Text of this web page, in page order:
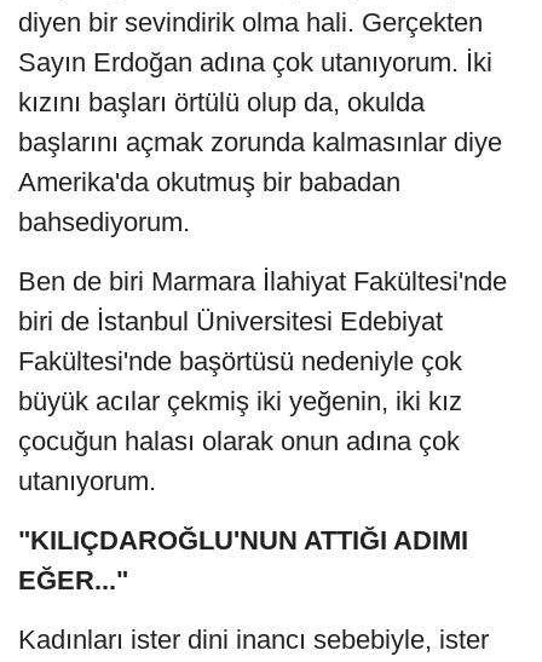
diyen bir sevindirik olma hali. Gerçekten
Sayın Erdoğan adına çok utanıyorum. İki
kızını başları örtülü olup da, okulda
başlarını açmak zorunda kalmasınlar diye
Amerika'da okutmuş bir babadan
bahsediyorum.
Ben de biri Marmara İlahiyat Fakültesi'nde
biri de İstanbul Üniversitesi Edebiyat
Fakültesi'nde başörtüsü nedeniyle çok
büyük acılar çekmiş iki yeğenin, iki kız
çocuğun halası olarak onun adına çok
utanıyorum.
"KILIÇDAROĞLU'NUN ATTIĞI ADIMI
EĞER..."
Kadınları ister dini inancı sebebiyle, ister